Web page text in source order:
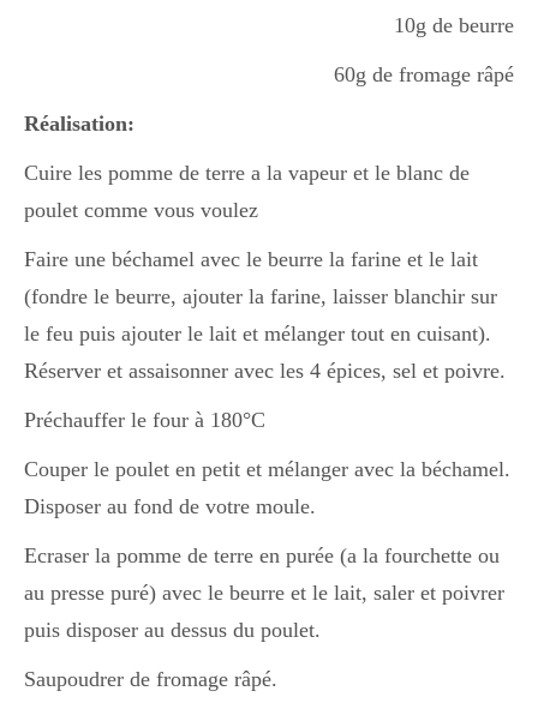
10g de beurre
60g de fromage râpé
Réalisation:
Cuire les pomme de terre a la vapeur et le blanc de
poulet comme vous voulez
Faire une béchamel avec le beurre la farine et le lait
(fondre le beurre, ajouter la farine, laisser blanchir sur
le feu puis ajouter le lait et mélanger tout en cuisant).
Réserver et assaisonner avec les 4 épices, sel et poivre.
Préchauffer le four à 180°C
Couper le poulet en petit et mélanger avec la béchamel.
Disposer au fond de votre moule.
Ecraser la pomme de terre en purée (a la fourchette ou
au presse puré) avec le beurre et le lait, saler et poivrer
puis disposer au dessus du poulet.
Saupoudrer de fromage râpé.